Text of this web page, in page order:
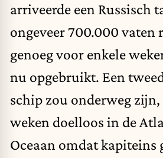
arriveerde een Russisch
ongeveer 700.000 vaten
genoeg voor enkele
nu opgebruikt. Een
schip zou onderweg
weken doelloos in de
Oceaan omdat kapiteins